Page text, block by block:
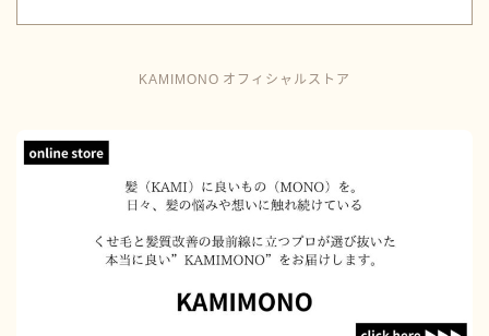
KAMIMONO オフィシャルストア